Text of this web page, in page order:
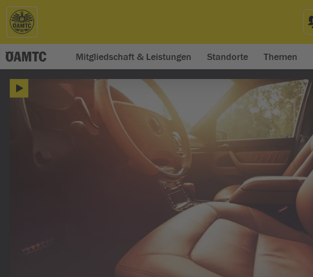
Mitgliedschaft & Leistungen Standorte Themen
ÖAMTC